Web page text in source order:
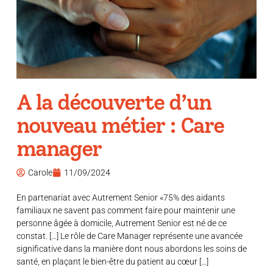
A la découverte d’un
nouveau métier : Care
manager
Carole 11/09/2024
En partenariat avec Autrement Senior «75% des aidants
familiaux ne savent pas comment faire pour maintenir une
personne âgée à domicile, Autrement Senior est né de ce
constat. […] Le rôle de Care Manager représente une avancée
significative dans la manière dont nous abordons les soins de
santé, en plaçant le bien-être du patient au cœur […]